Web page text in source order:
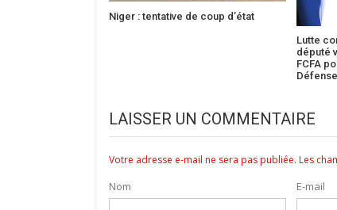
Niger : tentative de coup d’état
Lutte
député
FCFA
LAISSER UN COMMENTAIRE
Votre adresse e-mail ne sera pas publiée. Les
Nom E-mail